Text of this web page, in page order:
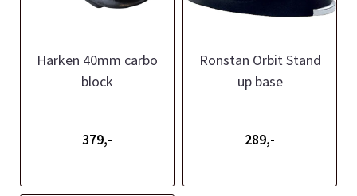
Harken 40mm carbo
block
379,-
Ronstan Orbit Stand
up base
289,-